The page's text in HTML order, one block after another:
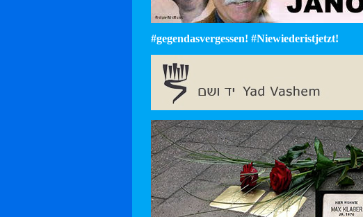
#gegendasvergessen! #Niewiederistjetzt!